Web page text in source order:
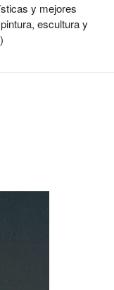
y mejores
escultura y